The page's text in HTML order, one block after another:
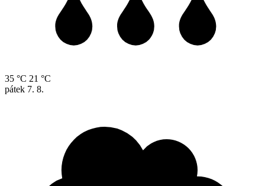
35 °C 21 °C
pátek 7. 8.